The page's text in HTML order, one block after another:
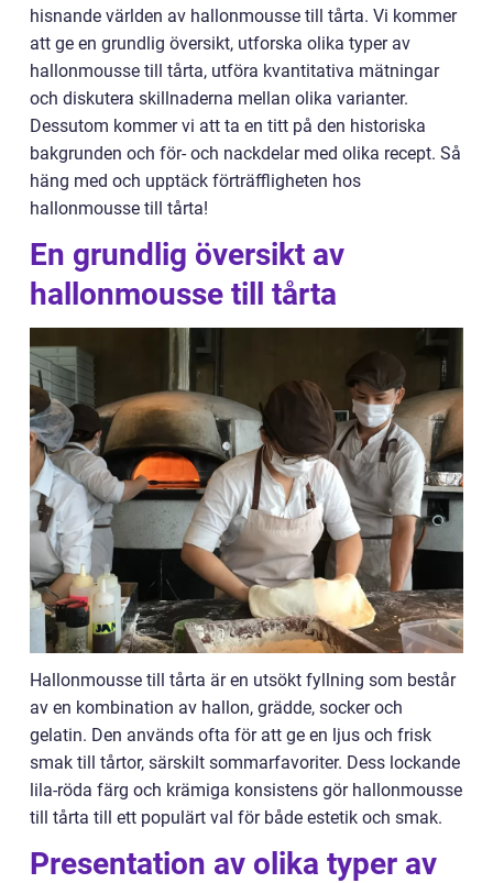
hisnande världen av hallonmousse till tårta. Vi kommer
att ge en grundlig översikt, utforska olika typer av
hallonmousse till tårta, utföra kvantitativa mätningar
och diskutera skillnaderna mellan olika varianter.
Dessutom kommer vi att ta en titt på den historiska
bakgrunden och för- och nackdelar med olika recept. Så
häng med och upptäck förträffligheten hos
hallonmousse till tårta!
En grundlig översikt av
hallonmousse till tårta
Hallonmousse till tårta är en utsökt fyllning som består
av en kombination av hallon, grädde, socker och
gelatin. Den används ofta för att ge en ljus och frisk
smak till tårtor, särskilt sommarfavoriter. Dess lockande
lila-röda färg och krämiga konsistens gör hallonmousse
till tårta till ett populärt val för både estetik och smak.
Presentation av olika typer av